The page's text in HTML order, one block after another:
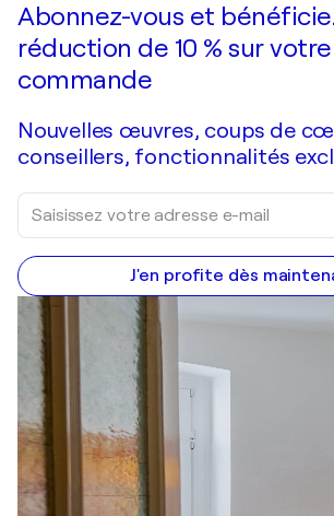
Abonnez-vous et
réduction de 10 % sur
commande
Nouvelles œuvres, coups de
conseillers, fonctionnalités
J'en profite dès